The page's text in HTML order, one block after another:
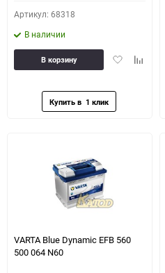
Артикул: 68318
В наличии
Добавить
В корзину
VARTA Blue Dynamic EFB 560
500 064 N60